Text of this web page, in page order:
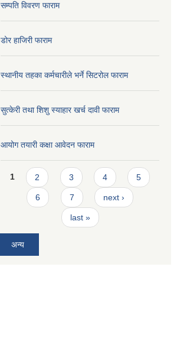
सम्पति विवरण फाराम
डोर हाजिरी फाराम
स्थानीय तहका कर्मचारीले भर्ने सिटरोल फाराम
सुत्केरी तथा शिशु स्याहार खर्च दावी फाराम
आयोग तयारी कक्षा आवेदन फाराम
Pages
1 2 3 4 5
6 7 next ›
last »
अन्य